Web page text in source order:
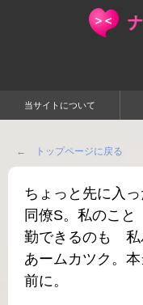
当サイトについて
← トップページに戻る
ちょっと先に入
同僚S。私のこ
勤できるのも 私
あームカツク。
前に。